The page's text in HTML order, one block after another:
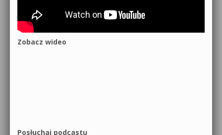
Zobacz wideo
Posłuchaj podcastu